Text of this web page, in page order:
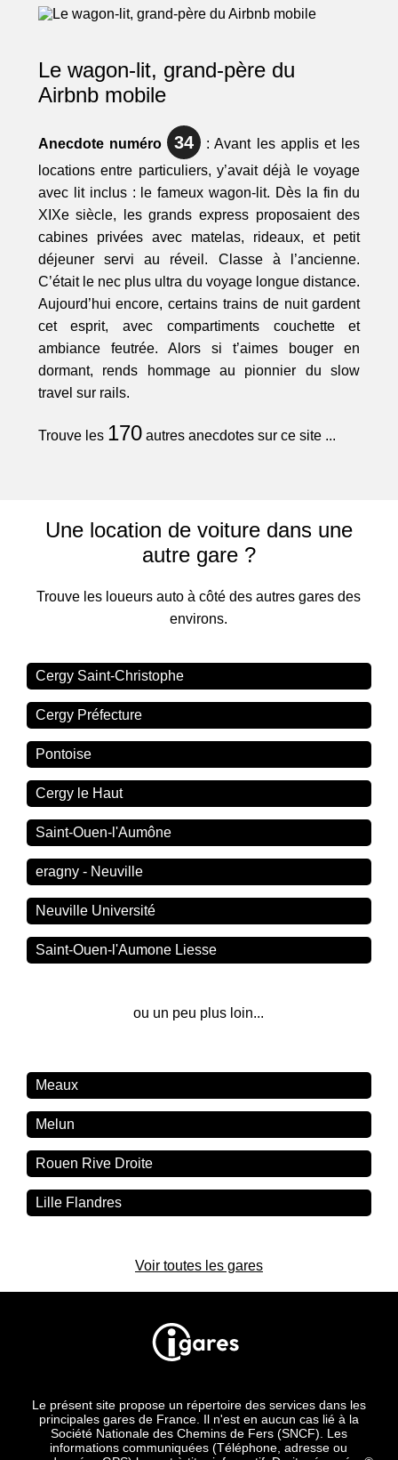
Le wagon-lit, grand-père du
Airbnb mobile
Anecdote numéro 34
: Avant les applis et les
locations entre particuliers, y’avait déjà le voyage
avec lit inclus : le fameux wagon-lit. Dès la fin du
XIXe siècle, les grands express proposaient des
cabines privées avec matelas, rideaux, et petit
déjeuner servi au réveil. Classe à l’ancienne.
C’était le nec plus ultra du voyage longue distance.
Aujourd’hui encore, certains trains de nuit gardent
cet esprit, avec compartiments couchette et
ambiance feutrée. Alors si t’aimes bouger en
dormant, rends hommage au pionnier du slow
travel sur rails.
Trouve les 170autres anecdotes sur ce site ...
Une location de voiture dans une
autre gare ?
Trouve les loueurs auto à côté des autres gares des
environs.
Cergy Saint-Christophe
Cergy Préfecture
Pontoise
Cergy le Haut
Saint-Ouen-l'Aumône
eragny - Neuville
Neuville Université
Saint-Ouen-l'Aumone Liesse
ou un peu plus loin...
Meaux
Melun
Rouen Rive Droite
Lille Flandres
Voir toutes les gares
Le présent site propose un répertoire des services dans les
principales gares de France. Il n'est en aucun cas lié à la
Société Nationale des Chemins de Fers (SNCF). Les
informations communiquées (Téléphone, adresse ou